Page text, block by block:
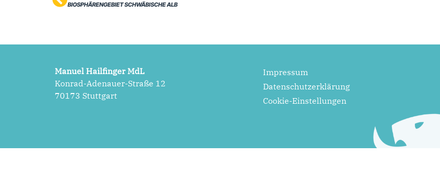
BIOSPHÄRENGEBIET SCHWÄBISCHE ALB
Manuel Hailfinger MdL
Konrad-Adenauer-Straße 12
70173 Stuttgart
Impressum
Datenschutzerklärung
Cookie-Einstellungen